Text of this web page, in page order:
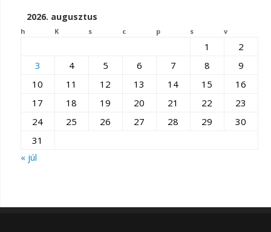
2026. augusztus
h K s c p s v
1
2
3
4 5 6 7 8
9
10
11 12 13 14 15
16
17
18 19 20 21 22
23
24
25 26 27 28 29
30
31
« júl